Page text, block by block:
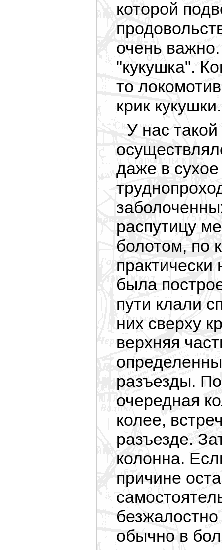
которой
очень
"кукушка".
то
крик кукушки.
У нас
даже в
распутицу
болотом, по
практически
была
пути клали
них сверху
верхняя
разъезды.
очередная
колее,
разъезде.
колонна.
причине
обычно в